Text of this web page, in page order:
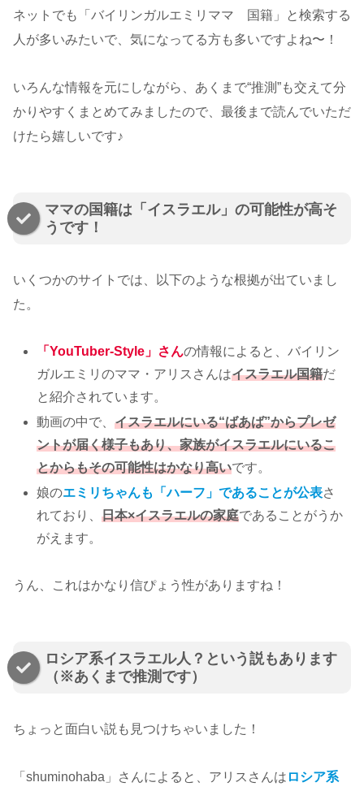
ネットでも「バイリンガルエミリママ 国籍」と検索する
人が多いみたいで、気になってる方も多いですよね〜！
いろんな情報を元にしながら、あくまで“推測”も交えて分
かりやすくまとめてみましたので、最後まで読んでいただ
けたら嬉しいです♪
ママの国籍は「イスラエル」の可能性が高そ
うです！
いくつかのサイトでは、以下のような根拠が出ていまし
た。
「YouTuber-Style」さんの情報によると、バイリン
ガルエミリのママ・アリスさんはイスラエル国籍だ
と紹介されています。
動画の中で、イスラエルにいる“ばあば”からプレゼ
ントが届く様子もあり、家族がイスラエルにいるこ
とからもその可能性はかなり高いです。
娘のエミリちゃんも「ハーフ」であることが公表さ
れており、日本×イスラエルの家庭であることがうか
がえます。
うん、これはかなり信ぴょう性がありますね！
ロシア系イスラエル人？という説もあります
（※あくまで推測です）
ちょっと面白い説も見つけちゃいました！
「shuminohaba」さんによると、アリスさんは ロシア系